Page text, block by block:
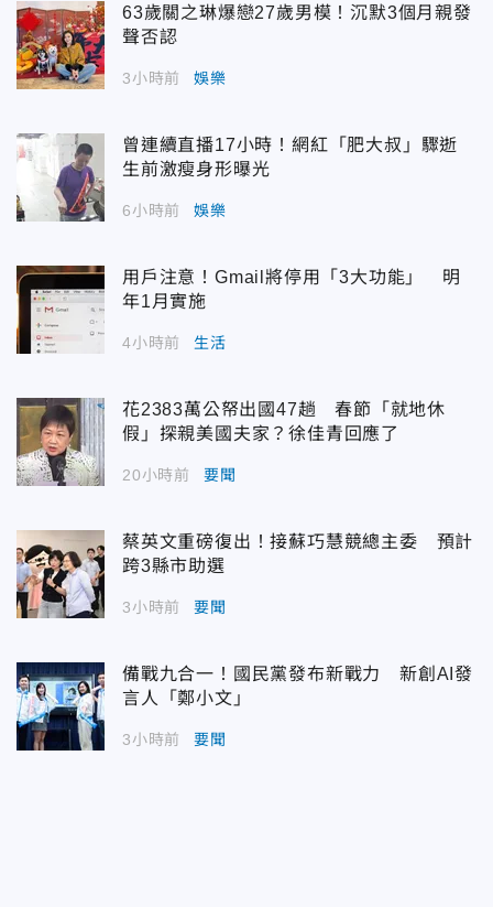
63歲關之琳爆戀27歲男模！沉默3個月親發
聲否認
3小時前 娛樂
曾連續直播17小時！網紅「肥大叔」驟逝
生前激瘦身形曝光
6小時前 娛樂
用戶注意！Gmail將停用「3大功能」 明
年1月實施
4小時前 生活
花2383萬公帑出國47趟 春節「就地休
假」探親美國夫家？徐佳青回應了
20小時前 要聞
蔡英文重磅復出！接蘇巧慧競總主委 預計
跨3縣市助選
3小時前 要聞
備戰九合一！國民黨發布新戰力 新創AI發
言人「鄭小文」
3小時前 要聞